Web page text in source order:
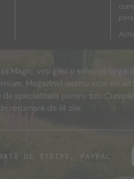
Magic, veți găsi o selecție
Magazinul nostru este situat
de specialitate pentru toți.
returnare de 14 zile.
DE STRIPE, PAYPAL.